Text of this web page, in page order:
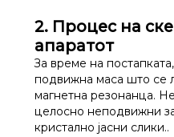
2. Процес на
апаратот
За време на
подвижна маса што се
магнетна резонанца.
целосно неподвижни
кристално јасни слики..